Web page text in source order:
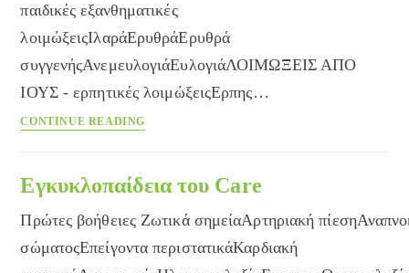
παιδικές εξανθηματικές
λοιμώξειςΙλαράΕρυθράΕρυθρά
συγγενήςΑνεμευλογιάΕυλογιάΛΟΙΜΩΞΕΙΣ ΑΠΟ
ΙΟΥΣ - ερπητικές λοιμώξειςΕρπης…
CONTINUE READING
Εγκυκλοπαίδεια του Care
Πρώτες βοήθειες Ζωτικά σημείαΑρτηριακή
σώματοςΕπείγοντα περιστατικάΚαρδιακή